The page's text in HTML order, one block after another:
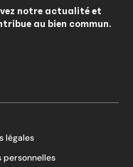
notre actualité et
au bien commun.
légales
personnelles